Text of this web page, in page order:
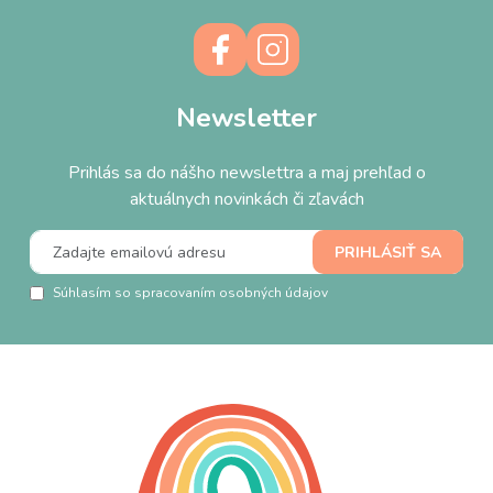
Newsletter
Prihlás sa do nášho newslettra a maj prehľad o
aktuálnych novinkách či zľavách
Súhlasím so spracovaním osobných údajov